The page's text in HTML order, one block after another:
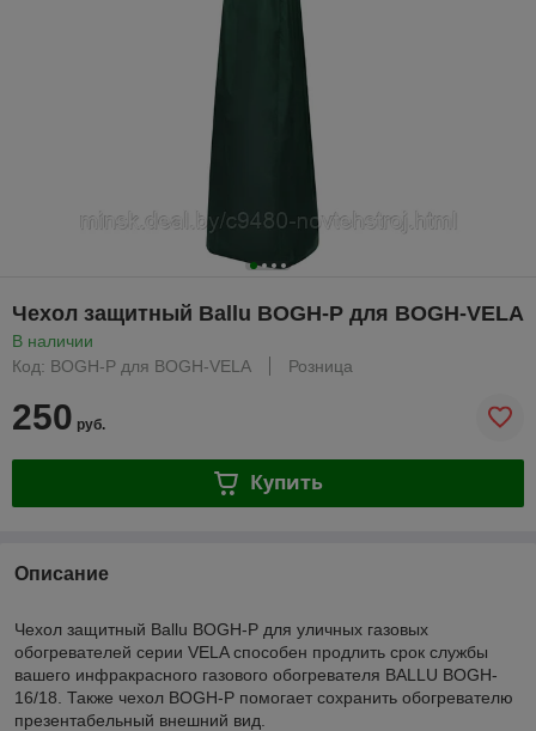
Чехол защитный Ballu BOGH-P для BOGH-VELA
В наличии
Код: BOGH-P для BOGH-VELA
Розница
250 руб.
Купить
Описание
Чехол защитный Ballu BOGH-P для уличных газовых
обогревателей серии VELA способен продлить срок службы
вашего инфракрасного газового обогревателя BALLU BOGH-
16/18. Также чехол BOGH-P помогает сохранить обогревателю
презентабельный внешний вид.